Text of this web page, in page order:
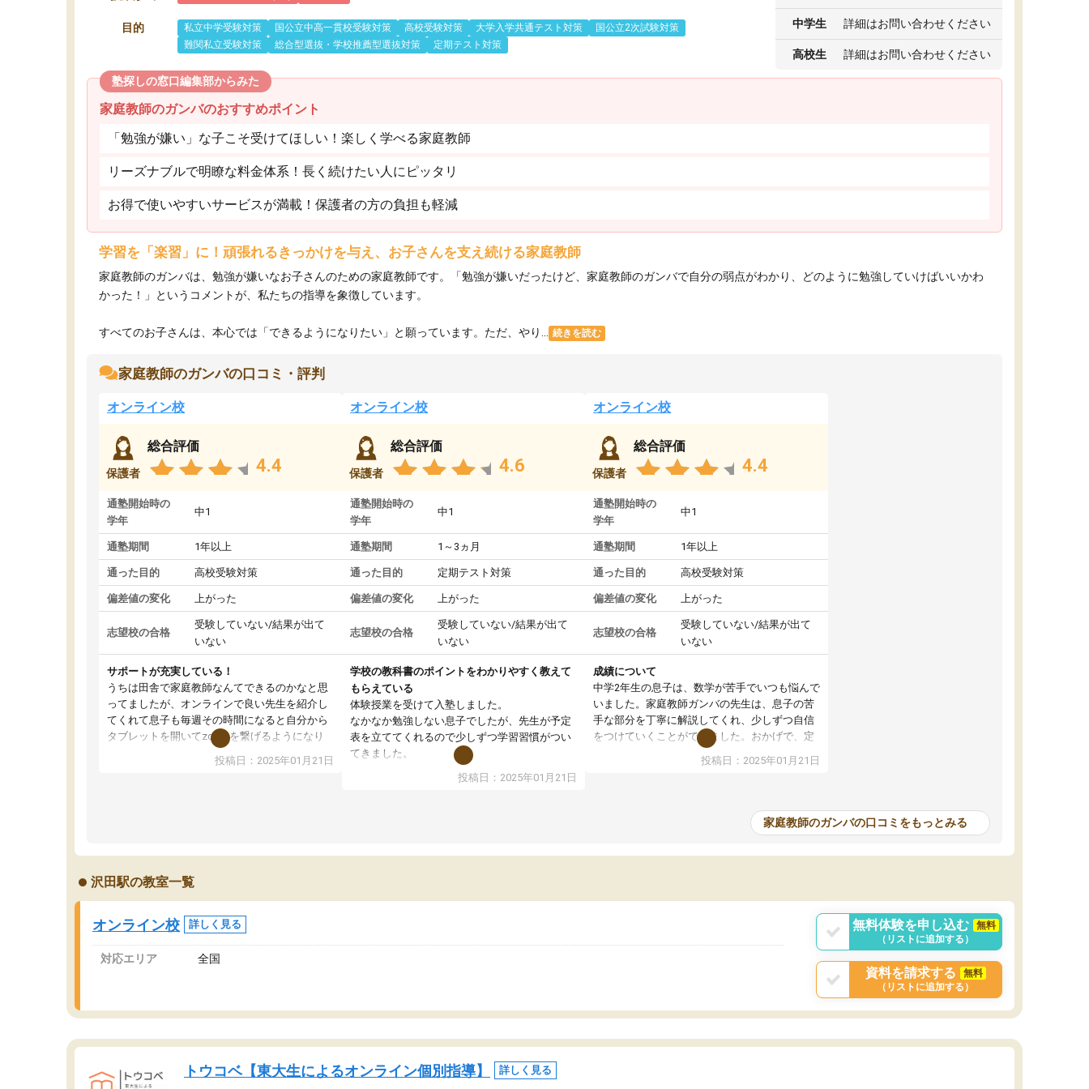
目的 私立中学受験対策 国公立中高一貫校受験対策 高校受験対策 大学入学共通テスト対策
国公立2次試験対策
難関私立受験対策
総合型選抜・学校推薦型選抜対策 定期テスト対策
中学生 詳細はお問い合わせください
高校生 詳細はお問い合わせください
塾探しの窓口編集部からみた
家庭教師のガンバのおすすめポイント
「勉強が嫌い」な子こそ受けてほしい！楽しく学べる家庭教師
リーズナブルで明瞭な料金体系！長く続けたい人にピッタリ
お得で使いやすいサービスが満載！保護者の方の負担も軽減
学習を「楽習」に！頑張れるきっかけを与え、お子さんを支え続ける家庭教師
家庭教師のガンバは、勉強が嫌いなお子さんのための家庭教師です。「勉強が嫌いだったけど、家庭教師のガンバで自分の弱点がわかり、どのように勉強していけばいいかわ
かった！」というコメントが、私たちの指導を象徴しています。
すべてのお子さんは、本心では「できるようになりたい」と願っています。ただ、やり... 続きを読む
家庭教師のガンバの口コミ・評判
オンライン校
保護者
総合評価
4.4
通塾開始時の
学年
中1
通塾期間 1年以上
通った目的 高校受験対策
偏差値の変化 上がった
志望校の合格
受験していない/結果が出て
いない
サポートが充実している！
うちは田舎で家庭教師なんてできるのかなと思
ってましたが、オンラインで良い先生を紹介し
てくれて息子も毎週その時間になると自分から
タブレットを開いてzoomを繋げるようになり
ました！5科目なんでもOKなのもとても気に入
投稿日：2025年01月21日
オンライン校
保護者
総合評価
4.6
通塾開始時の
学年
中1
通塾期間 1～3ヵ月
通った目的 定期テスト対策
偏差値の変化 上がった
志望校の合格
受験していない/結果が出て
いない
学校の教科書のポイントをわかりやすく教えて
もらえている
体験授業を受けて入塾しました。
なかなか勉強しない息子でしたが、先生が予定
表を立ててくれるので少しずつ学習習慣がつい
てきました。
オンラインで週に一度の受講ですが、指導が無
い日も予定表に基づいて勉強したり、LINEでわ
投稿日：2025年01月21日
オンライン校
保護者
総合評価
4.4
通塾開始時の
学年
中1
通塾期間 1年以上
通った目的 高校受験対策
偏差値の変化 上がった
志望校の合格
受験していない/結果が出て
いない
成績について
中学2年生の息子は、数学が苦手でいつも悩んで
いました。家庭教師ガンバの先生は、息子の苦
手な部分を丁寧に解説してくれ、少しずつ自信
をつけていくことができました。おかげで、定
期テストの成績が10点以上アップし、本人もと
投稿日：2025年01月21日
家庭教師のガンバの口コミをもっとみる
沢田駅の教室一覧
オンライン校 詳しく見る
対応エリア 全国
無料体験を申し込む
無料
（リストに追加する）
資料を請求する
無料
（リストに追加する）
トウコベ【東大生によるオンライン個別指導】 詳しく見る